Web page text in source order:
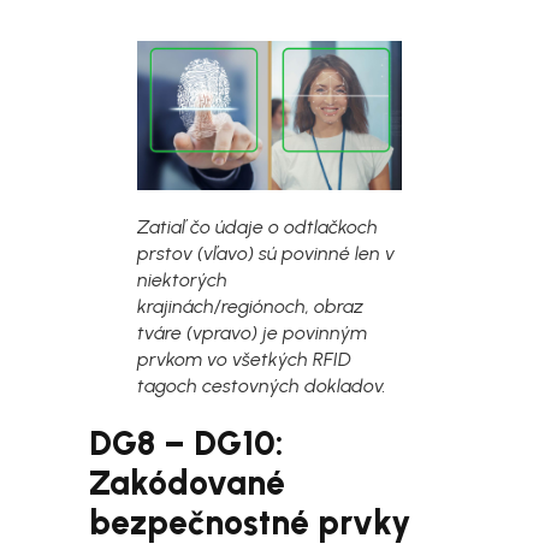
Zatiaľ čo údaje o odtlačkoch
prstov (vľavo) sú povinné len v
niektorých
krajinách/regiónoch, obraz
tváre (vpravo) je povinným
prvkom vo všetkých RFID
tagoch cestovných dokladov.
DG8 – DG10:
Zakódované
bezpečnostné prvky